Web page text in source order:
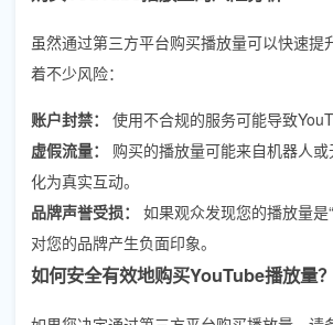
虽然通过第三方平台购买播放量可以快速提
着不少风险：
账户封禁：
使用不合规的服务可能导致
虚假流量：
购买的播放量可能来自机器人
化为真实互动。
品牌声誉受损：
如果观众发现您的播放量是
对您的品牌产生负面印象。
如何安全有效地购买YouTube播放量？